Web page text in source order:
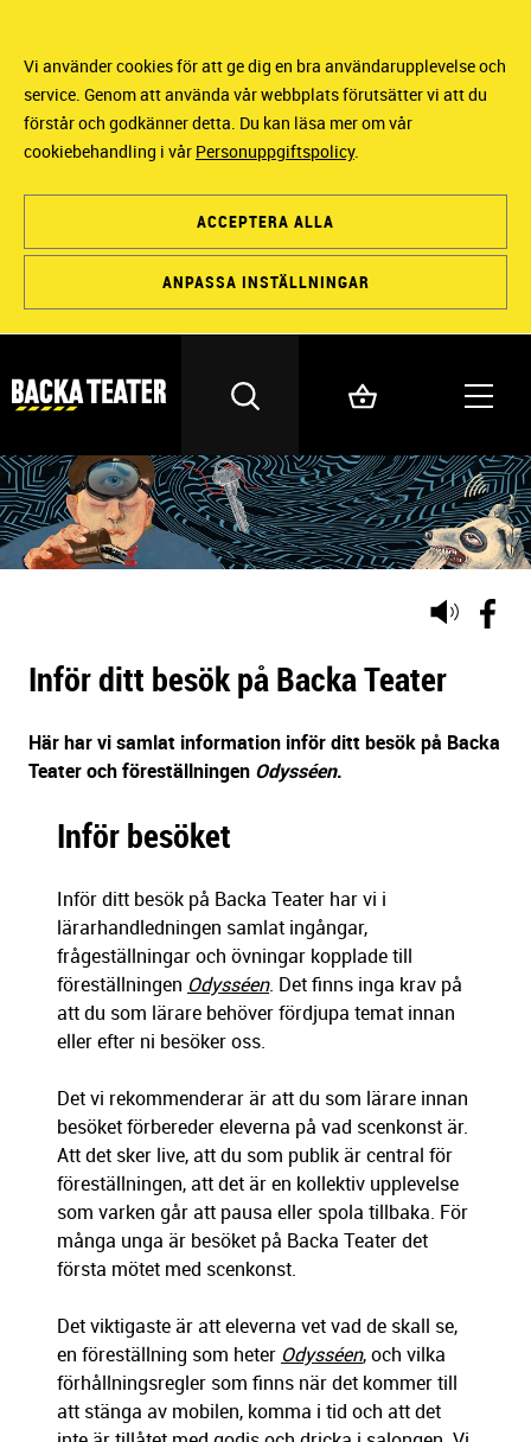
Vi använder cookies för att ge dig en bra användarupplevelse och
service. Genom att använda vår webbplats förutsätter vi att du
förstår och godkänner detta. Du kan läsa mer om vår
cookiebehandling i vår Personuppgiftspolicy.
ACCEPTERA ALLA
ANPASSA INSTÄLLNINGAR
Lyssna
sidans
Inför ditt besök på Backa Teater
Här har vi samlat information inför ditt besök på Backa
Teater och föreställningen Odysséen.
Inför besöket
Inför ditt besök på Backa Teater har vi i
lärarhandledningen samlat ingångar,
frågeställningar och övningar kopplade till
föreställningen Odysséen. Det finns inga krav på
att du som lärare behöver fördjupa temat innan
eller efter ni besöker oss.
Det vi rekommenderar är att du som lärare innan
besöket förbereder eleverna på vad scenkonst är.
Att det sker live, att du som publik är central för
föreställningen, att det är en kollektiv upplevelse
som varken går att pausa eller spola tillbaka. För
många unga är besöket på Backa Teater det
första mötet med scenkonst.
Det viktigaste är att eleverna vet vad de skall se,
en föreställning som heter Odysséen, och vilka
förhållningsregler som finns när det kommer till
att stänga av mobilen, komma i tid och att det